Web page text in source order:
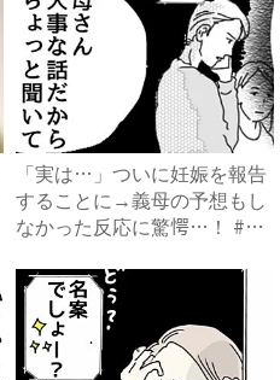
「実は…」ついに妊娠を報告
することに→義母の予想もし
なかった反応に驚愕…！ #